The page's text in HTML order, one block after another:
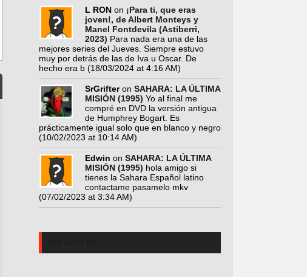
L RON on ¡Para ti, que eras
joven!, de Albert Monteys y
Manel Fontdevila (Astiberri,
2023) Para nada era una de las
mejores series del Jueves. Siempre estuvo
muy por detrás de las de Iva u Oscar. De
hecho era b (18/03/2024 at 4:16 AM)
SrGrifteron SAHARA: LA ÚLTIMA
MISIÓN (1995) Yo al final me
compré en DVD la versión antigua
de Humphrey Bogart. Es
prácticamente igual solo que en blanco y negro
(10/02/2023 at 10:14 AM)
Edwin on SAHARA: LA ÚLTIMA
MISIÓN (1995) hola amigo si
tienes la Sahara Español latino
contactame pasamelo mkv
(07/02/2023 at 3:34 AM)